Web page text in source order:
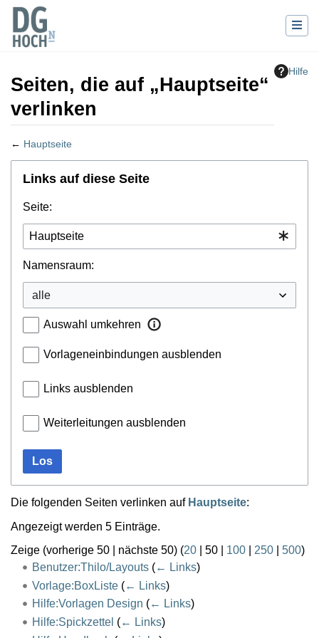
Hilfe
Seiten, die auf „Hauptseite“
verlinken
← Hauptseite
Wechseln zu:Navigation,Suche
Links auf diese Seite
Seite:
Namensraum:
Auswahl umkehren
Vorlageneinbindungen ausblenden
Links ausblenden
Weiterleitungen ausblenden
Los
Die folgenden Seiten verlinken auf Hauptseite:
Angezeigt werden 5 Einträge.
Zeige (vorherige 50 nächste 50) (20 50 100 250 500)
Benutzer:Thilo/Layouts (← Links)
Vorlage:BoxListe (← Links)
Hilfe:Vorlagen Design (← Links)
Hilfe:Spickzettel (← Links)